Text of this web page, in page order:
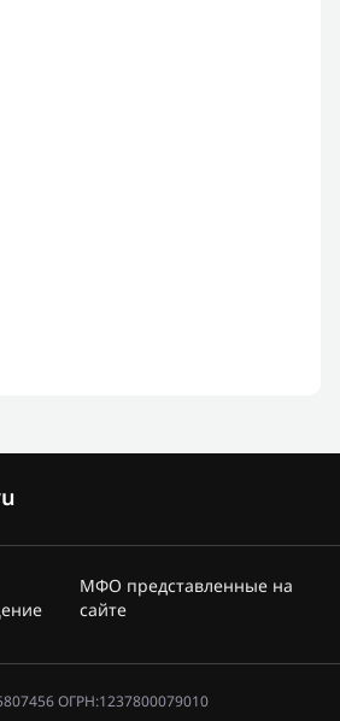
МФО представленные на
сайте
ОГРН:1237800079010